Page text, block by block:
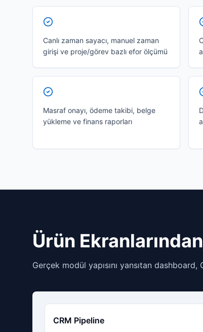
Canlı zaman sayacı, manuel zaman
girişi ve proje/görev bazlı efor ölçümü
Masraf onayı, ödeme takibi, belge
yükleme ve finans raporları
Ürün
Gerçek modül yapısını yansıtan
CRM Pipeline